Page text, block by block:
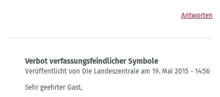
Antworten
Verbot verfassungsfeindlicher Symbole
Veröffentlicht von Die Landeszentrale am 19. Mai 2015 - 14:56
auf
Sehr geehrter Gast,